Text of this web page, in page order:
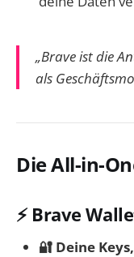
„Brave ist die
als
Die All-in-
⚡ Brave
🔐 Deine